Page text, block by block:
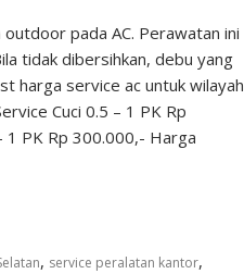
pada AC. Perawatan ini
tidak dibersihkan, debu yang
harga service ac untuk wilayah
Cuci 0.5 – 1 PK Rp
1 PK Rp 300.000,- Harga
, service peralatan kantor,